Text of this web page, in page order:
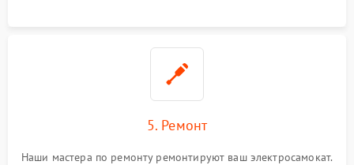
5. Ремонт
Наши мастера по ремонту ремонтируют ваш электросамокат.